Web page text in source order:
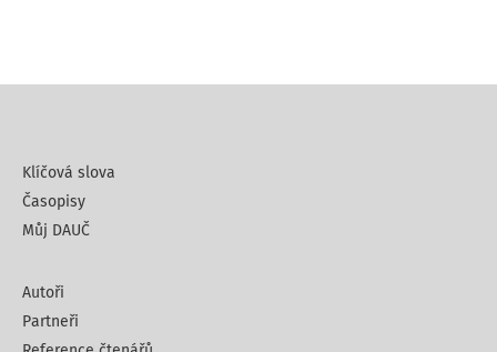
Klíčová slova
Časopisy
Můj DAUČ
Autoři
Partneři